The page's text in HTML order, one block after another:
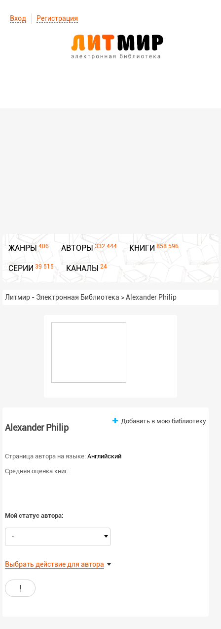
Вход Регистрация
ЖАНРЫ 406 АВТОРЫ 332 444 КНИГИ 858 596
СЕРИИ 39 515 КАНАЛЫ 24
Литмир - Электронная Библиотека >Alexander Philip
Alexander Philip
Добавить в мою библиотеку
Страница автора на языке: Английский
Средняя оценка книг:
Мой статус автора:
-
Выбрать действие для автора
!